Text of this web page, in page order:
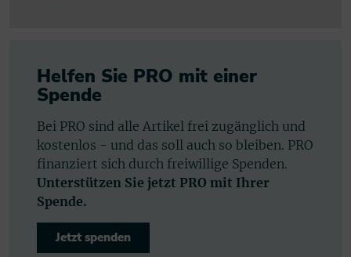
Helfen Sie PRO mit einer
Spende
Bei PRO sind alle Artikel frei zugänglich und
kostenlos - und das soll auch so bleiben. PRO
finanziert sich durch freiwillige Spenden.
Unterstützen Sie jetzt PRO mit Ihrer
Spende.
Jetzt spenden